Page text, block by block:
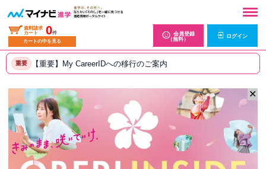
資料請求
カート
0件
カートの中を見る
会員登録
（無料）
ログイン
重要 【重要】My CareerIDへの移行のご案内
✕